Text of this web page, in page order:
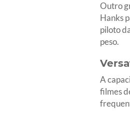
Outro
Hanks
piloto
peso.
A
filmes